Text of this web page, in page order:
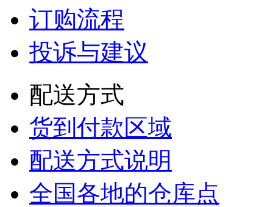
订购流程
投诉与建议
配送方式
货到付款区域
配送方式说明
全国各地的仓库点